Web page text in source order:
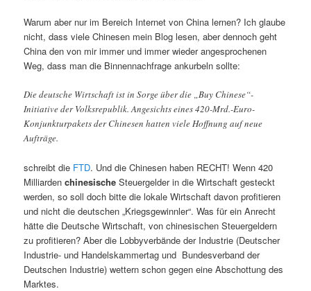
Warum aber nur im Bereich Internet von China lernen? Ich glaube
nicht, dass viele Chinesen mein Blog lesen, aber dennoch geht
China den von mir immer und immer wieder angesprochenen
Weg, dass man die Binnennachfrage ankurbeln sollte:
Die deutsche Wirtschaft ist in Sorge über die „Buy Chinese“-
Initiative der Volksrepublik. Angesichts eines 420-Mrd.-Euro-
Konjunkturpakets der Chinesen hatten viele Hoffnung auf neue
Aufträge.
schreibt die FTD. Und die Chinesen haben RECHT! Wenn 420
Milliardenchinesische Steuergelder in die Wirtschaft gesteckt
werden, so soll doch bitte die lokale Wirtschaft davon profitieren
und nicht die deutschen „Kriegsgewinnler“. Was für ein Anrecht
hätte die Deutsche Wirtschaft, von chinesischen Steuergeldern
zu profitieren? Aber die Lobbyverbände der Industrie (Deutscher
Industrie- und Handelskammertag und Bundesverband der
Deutschen Industrie) wettern schon gegen eine Abschottung des
Marktes.